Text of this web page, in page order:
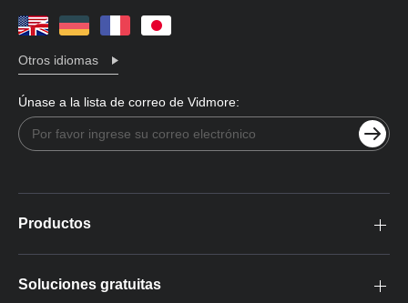
Otros idiomas
Únase a la lista de correo de Vidmore:
Productos
Soluciones gratuitas